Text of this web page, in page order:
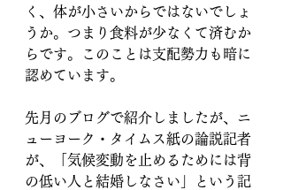
く、体が小さいからではないでしょ
うか。つまり食料が少なくて済むか
らです。このことは支配勢力も暗に
認めています。
先月のブログで紹介しましたが、ニ
ューヨーク・タイムス紙の論説記者
が、「気候変動を止めるためには背
の低い人と結婚しなさい」という記